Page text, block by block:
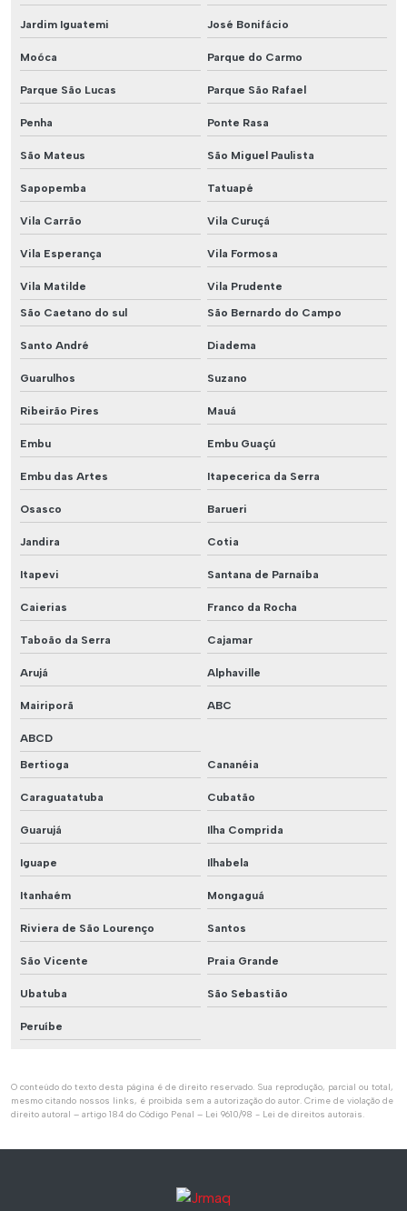
Jardim Iguatemi José Bonifácio
Moóca Parque do Carmo
Parque São Lucas Parque São Rafael
Penha Ponte Rasa
São Mateus São Miguel Paulista
Sapopemba Tatuapé
Vila Carrão Vila Curuçá
Vila Esperança Vila Formosa
Vila Matilde Vila Prudente
São Caetano do sul São Bernardo do Campo
Santo André Diadema
Guarulhos Suzano
Ribeirão Pires Mauá
Embu Embu Guaçú
Embu das Artes Itapecerica da Serra
Osasco Barueri
Jandira Cotia
Itapevi Santana de Parnaíba
Caierias Franco da Rocha
Taboão da Serra Cajamar
Arujá Alphaville
Mairiporã ABC
ABCD
Bertioga Cananéia
Caraguatatuba Cubatão
Guarujá Ilha Comprida
Iguape Ilhabela
Itanhaém Mongaguá
Riviera de São Lourenço Santos
São Vicente Praia Grande
Ubatuba São Sebastião
Peruíbe
O conteúdo do texto desta página é de direito reservado. Sua reprodução, parcial ou total,
mesmo citando nossos links, é proibida sem a autorização do autor. Crime de violação de
direito autoral – artigo 184 do Código Penal – Lei 9610/98 - Lei de direitos autorais.